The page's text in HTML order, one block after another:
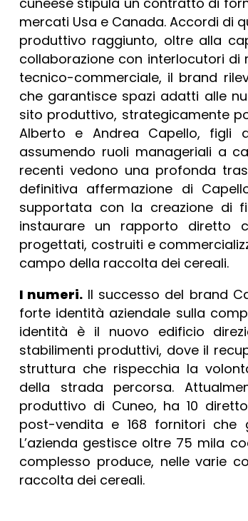
mercati Usa e Canada. Accordi di
produttivo raggiunto, oltre alla
collaborazione con interlocutori di
tecnico-commerciale, il brand
che garantisce spazi adatti alle
sito produttivo, strategicamente
Alberto e Andrea Capello, figli
assumendo ruoli manageriali a
recenti vedono una profonda
definitiva affermazione di
supportata con la creazione di
instaurare un rapporto diretto
progettati, costruiti e
campo della raccolta dei cereali.
I numeri. Il successo del brand
forte identità aziendale sulla
identità è il nuovo edificio
stabilimenti produttivi, dove il
struttura che rispecchia la
della strada percorsa.
produttivo di Cuneo, ha 10
post-vendita e 168 fornitori che
L’azienda gestisce oltre 75 mila
complesso produce, nelle varie
raccolta dei cereali.